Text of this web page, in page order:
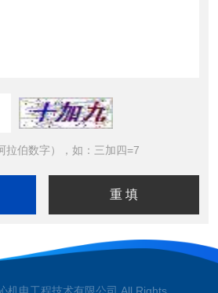
拉伯数字），如：三加四=7